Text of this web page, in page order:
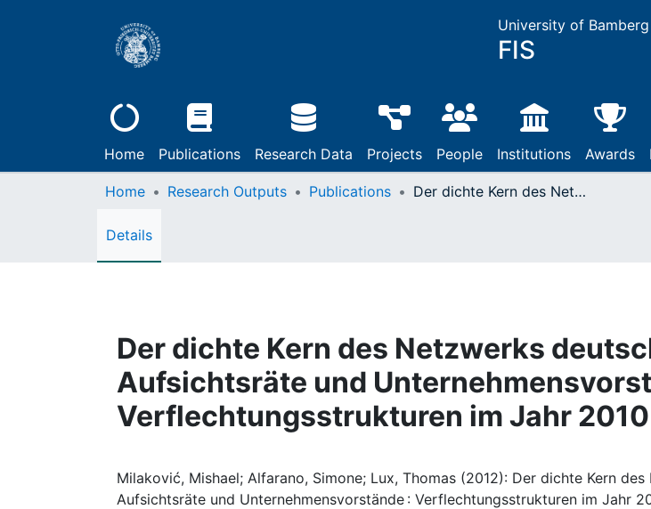
University of Bamberg
FIS
Home Publications Research Data Projects People Institutions Awards
Home Research Outputs Publications Der dichte Kern des Netzwerks deutscher Aufsichtsräte und Unternehmensvorstände : Verflechtungsstrukturen im Jahr 2010
Details
Der dichte Kern des Netzwerks
Aufsichtsräte und
Verflechtungsstrukturen im Jahr 2010
Milaković, Mishael; Alfarano, Simone; Lux, Thomas (2012): Der dichte Kern
Aufsichtsräte und Unternehmensvorstände : Verflechtungsstrukturen im Jahr